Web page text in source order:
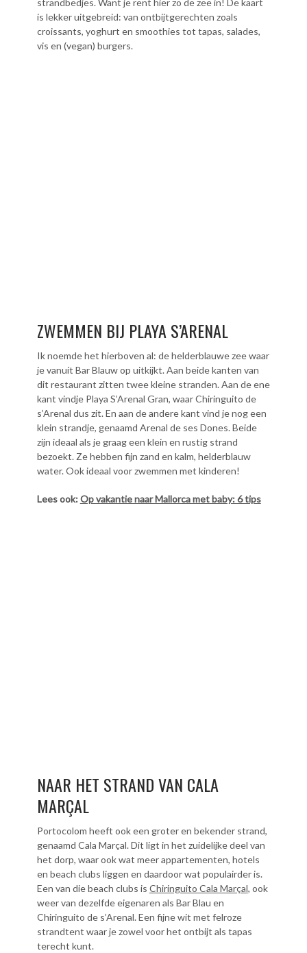
is lekker uitgebreid: van ontbijtgerechten zoals
croissants, yoghurt en smoothies tot tapas, salades,
vis en (vegan) burgers.
ZWEMMEN BIJ PLAYA S’ARENAL
Ik noemde het hierboven al: de helderblauwe zee waar
je vanuit Bar Blauw op uitkijkt. Aan beide kanten van
dit restaurant zitten twee kleine stranden. Aan de ene
kant vindje Playa S’Arenal Gran, waar Chiringuito de
s’Arenal dus zit. En aan de andere kant vind je nog een
klein strandje, genaamd Arenal de ses Dones. Beide
zijn ideaal als je graag een klein en rustig strand
bezoekt. Ze hebben fijn zand en kalm, helderblauw
water. Ook ideaal voor zwemmen met kinderen!
Lees ook:Op vakantie naar Mallorca met baby: 6 tips
NAAR HET STRAND VAN CALA
MARÇAL
Portocolom heeft ook een groter en bekender strand,
genaamd Cala Marçal. Dit ligt in het zuidelijke deel van
het dorp, waar ook wat meer appartementen, hotels
en beach clubs liggen en daardoor wat populairder is.
Een van die beach clubs is Chiringuito Cala Marçal, ook
weer van dezelfde eigenaren als Bar Blau en
Chiringuito de s’Arenal. Een fijne wit met felroze
strandtent waar je zowel voor het ontbijt als tapas
terecht kunt.